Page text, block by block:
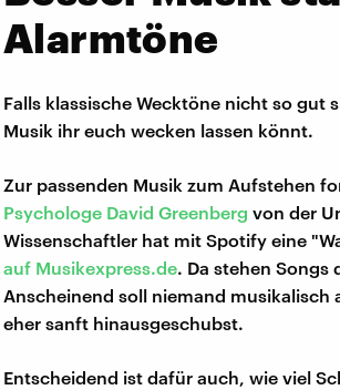
Alarmtöne
Falls klassische Wecktöne nicht so gut
Musik ihr euch wecken lassen könnt.
Zur passenden Musik zum Aufstehen
Psychologe David Greenberg von der
Wissenschaftler hat mit Spotify eine
auf Musikexpress.de. Da stehen Songs
Anscheinend soll niemand
eher sanft hinausgeschubst.
Entscheidend ist dafür auch, wie viel